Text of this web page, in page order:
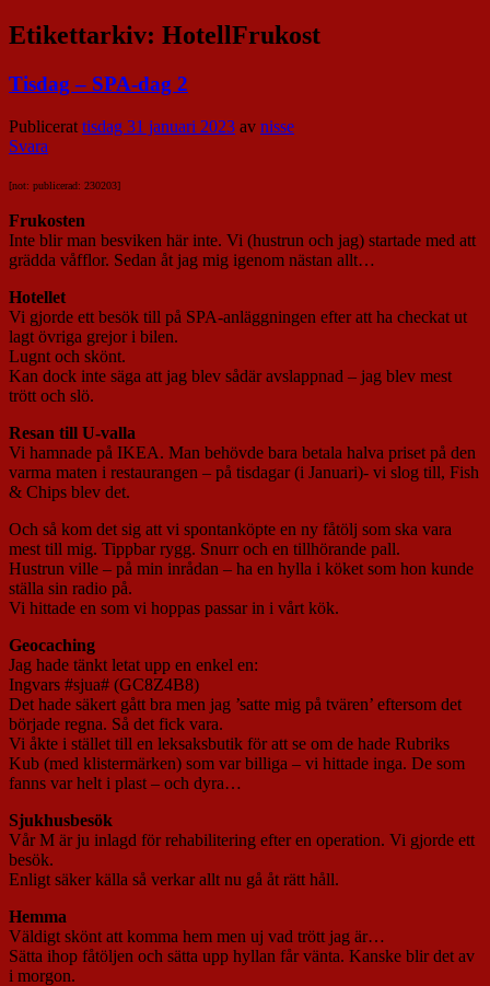
Etikettarkiv: HotellFrukost
Tisdag – SPA-dag 2
Publicerat tisdag 31 januari 2023 av nisse
Svara
[not: publicerad: 230203]
Frukosten
Inte blir man besviken här inte. Vi (hustrun och jag) startade med att
grädda våfflor. Sedan åt jag mig igenom nästan allt…
Hotellet
Vi gjorde ett besök till på SPA-anläggningen efter att ha checkat ut
lagt övriga grejor i bilen.
Lugnt och skönt.
Kan dock inte säga att jag blev sådär avslappnad – jag blev mest
trött och slö.
Resan till U-valla
Vi hamnade på IKEA. Man behövde bara betala halva priset på den
varma maten i restaurangen – på tisdagar (i Januari)- vi slog till, Fish
& Chips blev det.
Och så kom det sig att vi spontanköpte en ny fåtölj som ska vara
mest till mig. Tippbar rygg. Snurr och en tillhörande pall.
Hustrun ville – på min inrådan – ha en hylla i köket som hon kunde
ställa sin radio på.
Vi hittade en som vi hoppas passar in i vårt kök.
Geocaching
Jag hade tänkt letat upp en enkel en:
Ingvars #sjua# (GC8Z4B8)
Det hade säkert gått bra men jag ’satte mig på tvären’ eftersom det
började regna. Så det fick vara.
Vi åkte i stället till en leksaksbutik för att se om de hade Rubriks
Kub (med klistermärken) som var billiga – vi hittade inga. De som
fanns var helt i plast – och dyra…
Sjukhusbesök
Vår M är ju inlagd för rehabilitering efter en operation. Vi gjorde ett
besök.
Enligt säker källa så verkar allt nu gå åt rätt håll.
Hemma
Väldigt skönt att komma hem men uj vad trött jag är…
Sätta ihop fåtöljen och sätta upp hyllan får vänta. Kanske blir det av
i morgon.